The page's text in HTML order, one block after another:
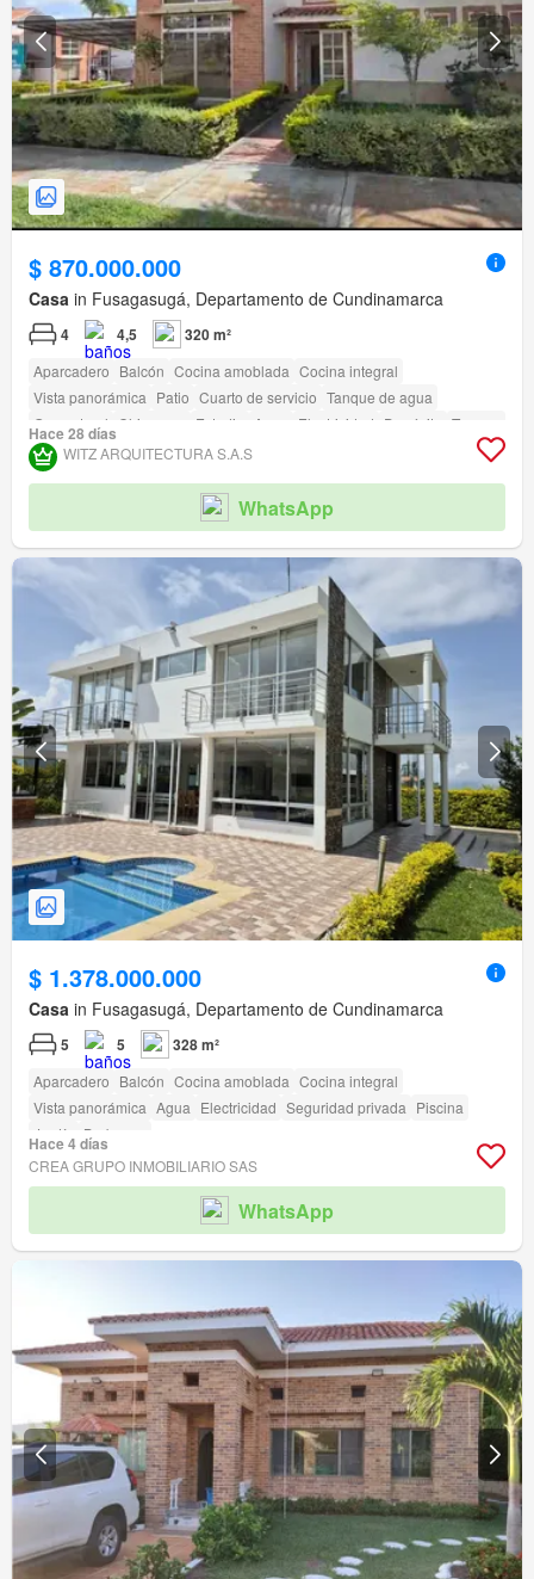
$ 870.000.000
Casa in Fusagasugá, Departamento de Cundinamarca
4 4,5 320 m²
Aparcadero Balcón Cocina amoblada Cocina integral
Vista panorámica Patio Cuarto de servicio Tanque de agua
Gas natural
Chimenea Estudio Agua Electricidad Depósito
Terraza
Seguridad privada Piscina Área infantil
Vigilante
Hace 28 días
WITZ ARQUITECTURA S.A.S
WhatsApp
$ 1.378.000.000
Casa in Fusagasugá, Departamento de Cundinamarca
5 5 328 m²
Aparcadero Balcón Cocina amoblada Cocina integral
Vista panorámica Agua Electricidad Seguridad privada Piscina
Jardín
Barbecue
Hace 4 días
CREA GRUPO INMOBILIARIO SAS
WhatsApp